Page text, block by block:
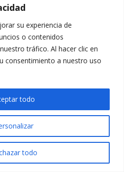
su experiencia de
o contenidos
tráfico. Al hacer clic en
consentimiento a nuestro uso
todo
todo